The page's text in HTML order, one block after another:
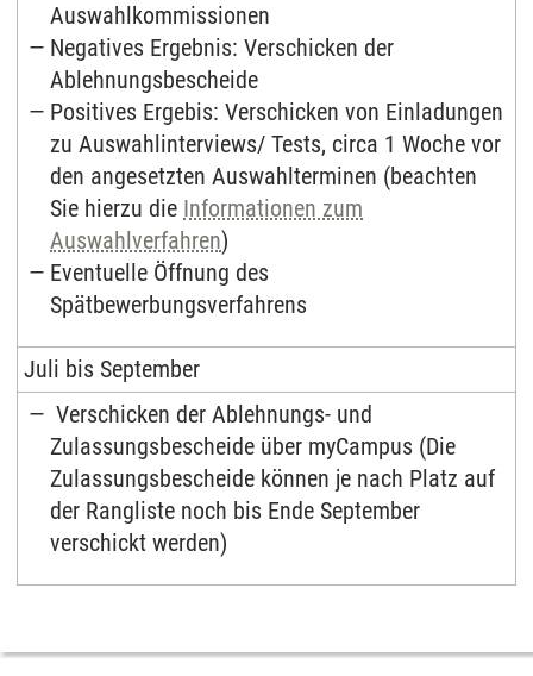
Auswahlkommissionen
Negatives Ergebnis: Verschicken der
Ablehnungsbescheide
Positives Ergebis: Verschicken von Einladungen
zu Auswahlinterviews/ Tests, circa 1 Woche vor
den angesetzten Auswahlterminen (beachten
Sie hierzu die Informationen zum
Auswahlverfahren)
Eventuelle Öffnung des
Spätbewerbungsverfahrens
Juli bis September
Verschicken der Ablehnungs- und
Zulassungsbescheide über myCampus (Die
Zulassungsbescheide können je nach Platz auf
der Rangliste noch bis Ende September
verschickt werden)